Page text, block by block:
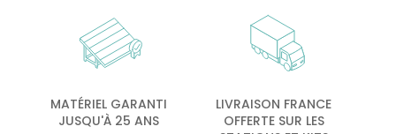
MATÉRIEL GARANTI
JUSQU'À 25 ANS
LIVRAISON FRANCE
OFFERTE SUR LES